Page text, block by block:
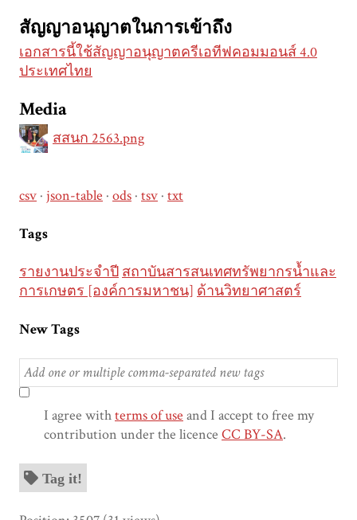
สัญญาอนุญาตในการเข้าถึง
เอกสารนี้ใช้สัญญาอนุญาตครีเอทีฟคอมมอนส์ 4.0
ประเทศไทย
Media
สสนก 2563.png
csv json-table ods tsv txt
Tags
รายงานประจำปี สถาบันสารสนเทศทรัพยากรน้ำและ
การเกษตร [องค์การมหาชน] ด้านวิทยาศาสตร์
New Tags
I agree withterms of use and I accept to free my
contribution under the licence CC BY-SA.
Tag it!